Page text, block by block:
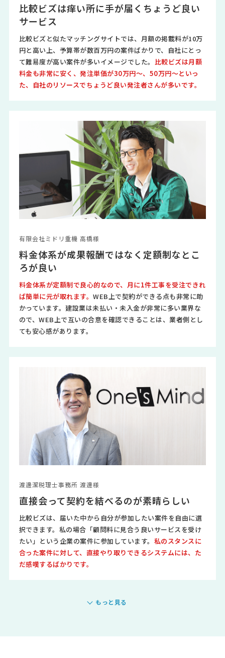
比較ビズは痒い所に手が届くちょうど良い
サービス
比較ビズと似たマッチングサイトでは、月額の掲載料が10万
円と高い上、予算帯が数百万円の案件ばかりで、自社にとっ
て難易度が高い案件が多いイメージでした。
比較ビズは月額
料金も非常に安く、発注単価が30万円～、50万円～といっ
た、自社のリソースでちょうど良い発注者さんが多いです。
有限会社ミドリ重機 高橋様
料金体系が成果報酬ではなく定額制なとこ
ろが良い
料金体系が定額制で良心的なので、月に1件工事を受注できれ
ば簡単に元が取れます。WEB上で契約ができる点も非常に助
かっています。建設業は未払い・未入金が非常に多い業界な
ので、WEB上で互いの合意を確認できることは、業者側とし
ても安心感があります。
渡邊潔税理士事務所 渡邊様
直接会って契約を結べるのが素晴らしい
比較ビズは、届いた中から自分が参加したい案件を自由に選
択できます。私の場合「顧問料に見合う良いサービスを受け
たい」という企業の案件に参加しています。 私のスタンスに
合った案件に対して、直接やり取りできるシステムには、た
だ感嘆するばかりです。
もっと見る